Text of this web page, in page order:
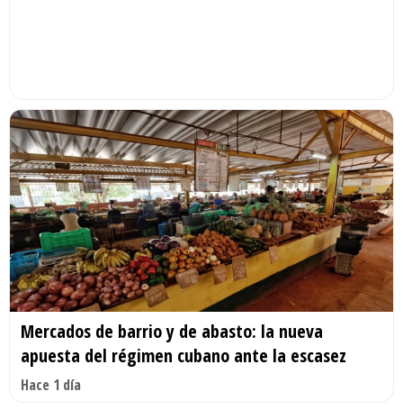
Mercados de barrio y de abasto: la nueva
apuesta del régimen cubano ante la escasez
Hace 1 día